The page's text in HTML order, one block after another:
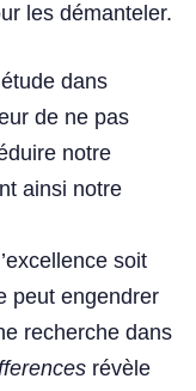
les démanteler.
dans
de ne pas
notre
ainsi notre
soit
peut engendrer
recherche dans
révèle